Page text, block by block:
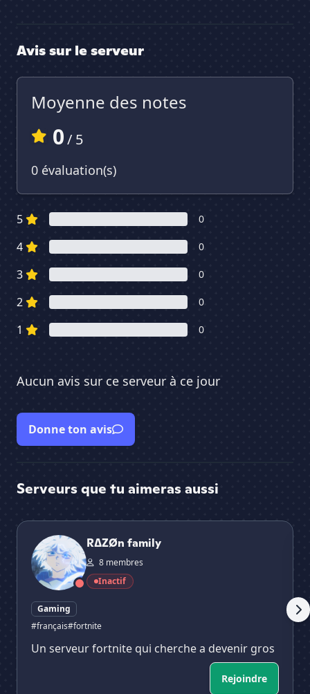
Avis sur le serveur
Moyenne des notes
0/ 5
0 évaluation(s)
5 0
4 0
3 0
2 0
1 0
Aucun avis sur ce serveur à ce jour
Donne ton avis
Serveurs que tu aimeras aussi
R∆ZØn family
R∆ZØn family
8 membres
Inactif
Gaming
#français#fortnite
Un serveur fortnite qui cherche a devenir gros
Rejoindre